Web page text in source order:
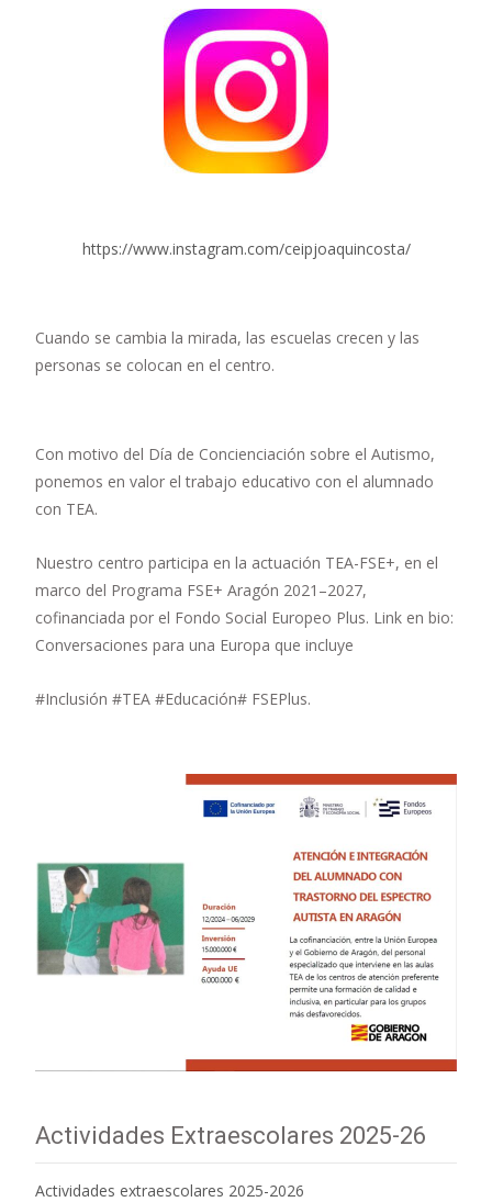
https://www.instagram.com/ceipjoaquincosta/
Cuando se cambia la mirada, las escuelas crecen y las
personas se colocan en el centro.
Con motivo del Día de Concienciación sobre el Autismo,
ponemos en valor el trabajo educativo con el alumnado
con TEA.
Nuestro centro participa en la actuación TEA-FSE+, en el
marco del Programa FSE+ Aragón 2021–2027,
cofinanciada por el Fondo Social Europeo Plus. Link en bio:
Conversaciones para una Europa que incluye
#Inclusión #TEA #Educación# FSEPlus.
Actividades Extraescolares 2025-26
Actividades extraescolares 2025-2026